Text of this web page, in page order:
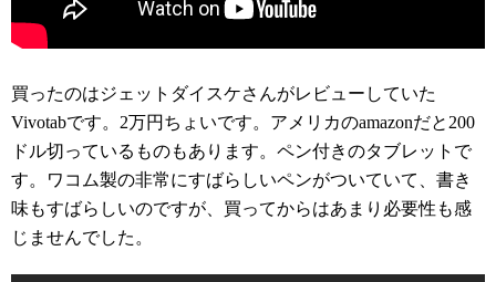
買ったのはジェットダイスケさんがレビューしていた
Vivotabです。2万円ちょいです。アメリカのamazonだと200
ドル切っているものもあります。ペン付きのタブレットで
す。ワコム製の非常にすばらしいペンがついていて、書き
味もすばらしいのですが、買ってからはあまり必要性も感
じませんでした。